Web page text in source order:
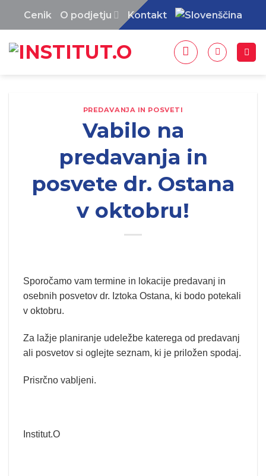
Cenik O podjetju Kontakt
PREDAVANJA IN POSVETI
Vabilo na
predavanja in
posvete dr. Ostana
v oktobru!
Sporočamo vam termine in lokacije predavanj in
osebnih posvetov dr. Iztoka Ostana, ki bodo potekali
v oktobru.
Za lažje planiranje udeležbe katerega od predavanj
ali posvetov si oglejte seznam, ki je priložen spodaj.
Prisrčno vabljeni.
Institut.O